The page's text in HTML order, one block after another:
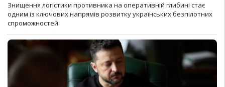
Знищення логістики противника на оперативній глибині стає
одним із ключових напрямів розвитку українських безпілотних
спроможностей.